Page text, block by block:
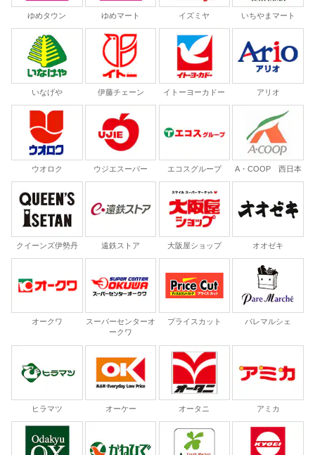
ゆめタウン ゆめマート イズミヤ いちやまマート
いなげや 伊藤チェーン イトーヨーカドー アリオ
ウオロク ウジエスーパー エコスグループ A・COOP 西日本
クイーンズ伊勢丹 遠鉄ストア 大阪屋ショップ オオゼキ
オークワ
スーパーセンターオ
ークワ
プライスカット パレマルシェ
ヒラマツ オーケー オータニ アミカ